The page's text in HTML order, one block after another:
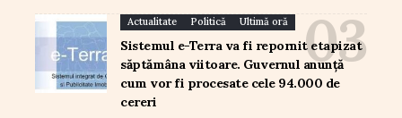
Actualitate Politică Ultimă oră
Sistemul e-Terra va fi repornit etapizat
săptămâna viitoare. Guvernul anunță
cum vor fi procesate cele 94.000 de
cereri